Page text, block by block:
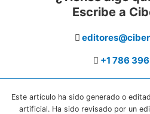
Escribe a
+1 786
Este artículo ha sido generado o
artificial. Ha sido revisado por un